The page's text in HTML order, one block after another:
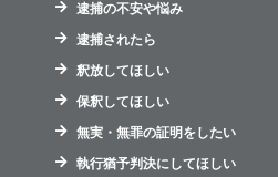
逮捕の不安や悩み
逮捕されたら
釈放してほしい
保釈してほしい
無実・無罪の証明をしたい
執行猶予判決にしてほしい